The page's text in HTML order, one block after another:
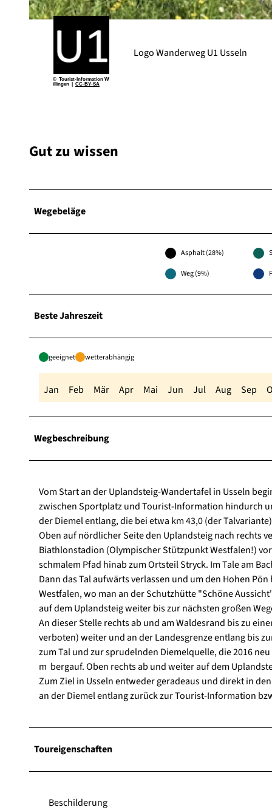
© Tourist-Information W
illingen | CC-BY-SA
Logo Wanderweg U1 Usseln
Gut zu wissen
Wegebeläge
Asphalt (28%)
Weg (9%)
Beste Jahreszeit
geeignet wetterabhängig
Jan Feb Mär Apr Mai Jun Jul Aug Sep
Wegbeschreibung
Vom Start an der Uplandsteig-Wandertafel in Usseln
zwischen Sportplatz und Tourist-Information hindurch
der Diemel entlang, die bei etwa km 43,0 (der
Oben auf nördlicher Seite den Uplandsteig nach rechts
Biathlonstadion (Olympischer Stützpunkt Westfalen!)
schmalem Pfad hinab zum Ortsteil Stryck. Im Tale am
Dann das Tal aufwärts verlassen und um den Hohen
Westfalen, wo man an der Schutzhütte "Schöne
auf dem Uplandsteig weiter bis zur nächsten großen
An dieser Stelle rechts ab und am Waldesrand bis zu
verboten) weiter und an der Landesgrenze entlang bis
zum Tal und zur sprudelnden Diemelquelle, die 2016
m bergauf. Oben rechts ab und weiter auf dem
Zum Ziel in Usseln entweder geradeaus und direkt in
an der Diemel entlang zurück zur Tourist-Information
Toureigenschaften
Beschilderung